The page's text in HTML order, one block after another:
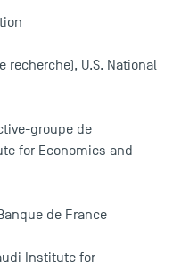
recherche), U.S. National
groupe de
for Economics and
de France
Institute for